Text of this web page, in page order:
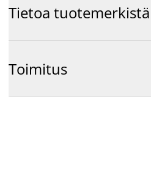
Tietoa tuotemerkistä
Toimitus